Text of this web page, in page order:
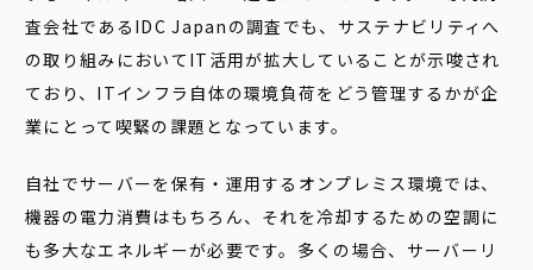
査会社であるIDC Japanの調査でも、サステナビリティへ
の取り組みにおいてIT活用が拡大していることが示唆され
ており、ITインフラ自体の環境負荷をどう管理するかが企
業にとって喫緊の課題となっています。
自社でサーバーを保有・運用するオンプレミス環境では、
機器の電力消費はもちろん、それを冷却するための空調に
も多大なエネルギーが必要です。多くの場合、サーバーリ